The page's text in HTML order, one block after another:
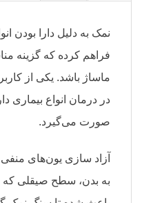
نمک به دلیل دارا بودن
فراهم کرده که گزینه
ماساژ باشد. یکی از
در درمان انواع بیماری
صورت می‌گیرد.
آزاد سازی یون‌های
به بدن، سطح صیقلی که